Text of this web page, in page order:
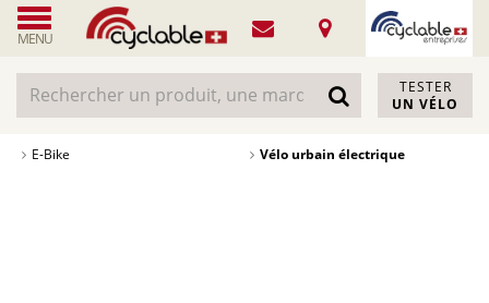
MENU
TESTER
UN VÉLO
E-Bike Vélo urbain électrique